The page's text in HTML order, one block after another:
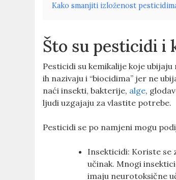
Kako smanjiti izloženost
Što su pesticidi i
Pesticidi su kemikalije koje
ih nazivaju i “biocidima” jer ne
naći insekti, bakterije, alge,
ljudi uzgajaju za vlastite potrebe.
Pesticidi se po namjeni mogu
Insekticidi: Koriste se
učinak. Mnogi
imaju neurotoksične
Top